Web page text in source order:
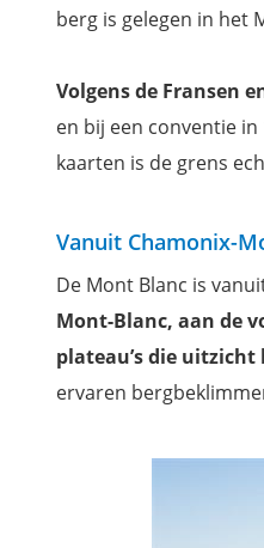
Le Désert de Platé
Saint-Gervais-les-Bains
Annency
La Roche Parstire
Parc National de la
Grenoble
Parc National des Écrins
Briançon
Parc Naturel régional du
Massif des Bauges
berg is gelegen in het
Volgens de Fransen
en bij een conventie
kaarten is de grens
Vanuit Chamonix-
De Mont Blanc is
Mont-Blanc, aan de
plateau’s die uitzicht
ervaren